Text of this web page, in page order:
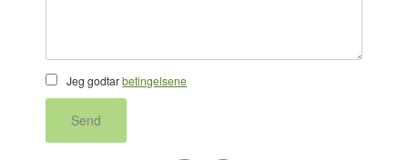
Jeg godtarbetingelsene
Send